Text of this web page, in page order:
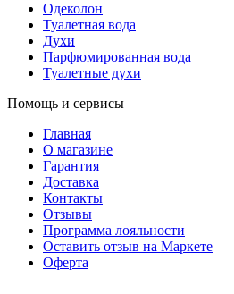
Одеколон
Туалетная вода
Духи
Парфюмированная вода
Туалетные духи
Помощь и сервисы
Главная
О магазине
Гарантия
Доставка
Контакты
Отзывы
Программа лояльности
Оставить отзыв на Маркете
Оферта